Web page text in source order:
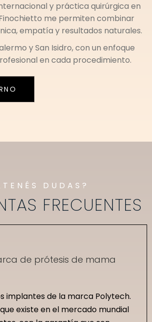
y práctica quirúrgica en
me permiten combinar
empatía y resultados naturales.
ySan Isidro, con un enfoque
en cada procedimiento.
DUDAS?
FRECUENTES
de prótesis de mama
implantes de la marca Polytech.
existe en el mercado mundial